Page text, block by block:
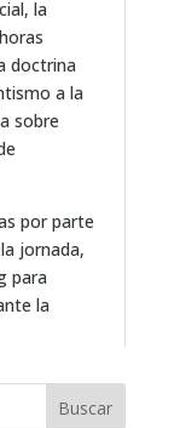
la
doctrina
a la
sobre
por parte
jornada,
para
la
Buscar